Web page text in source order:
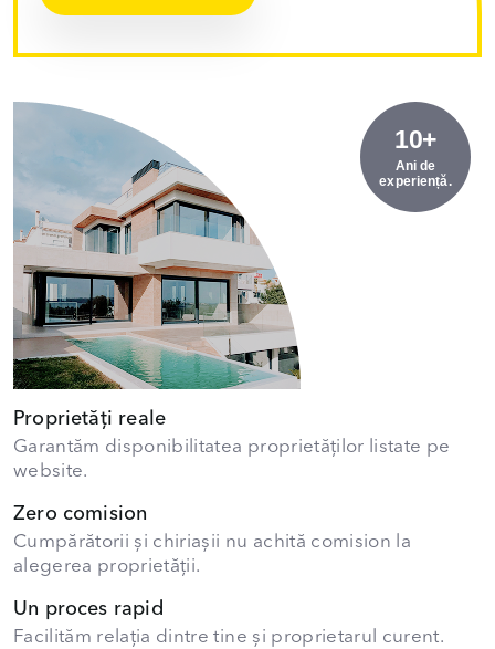
10+
Ani de
experiență.
Proprietăți reale
Garantăm disponibilitatea proprietăților listate pe
website.
Zero comision
Cumpărătorii și chiriașii nu achită comision la
alegerea proprietății.
Un proces rapid
Facilităm relația dintre tine și proprietarul curent.